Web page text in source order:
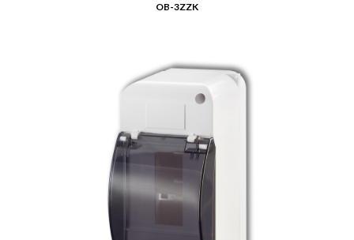
OB-3ZZK